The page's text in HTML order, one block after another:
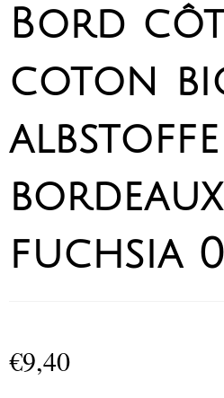
Bord
coton
albstoffe
fuchsia
€9,40